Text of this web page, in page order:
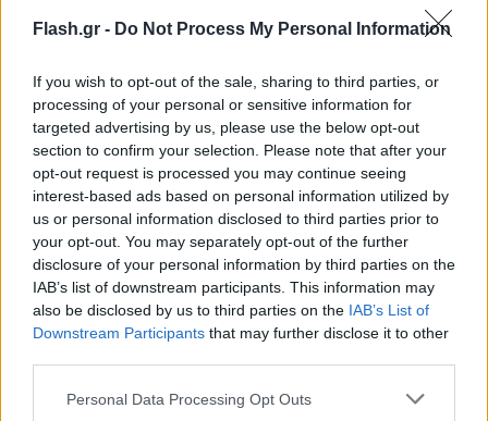
Flash.gr - Do Not Process My Personal Information
If you wish to opt-out of the sale, sharing to third parties, or
processing of your personal or sensitive information for
targeted advertising by us, please use the below opt-out
section to confirm your selection. Please note that after your
opt-out request is processed you may continue seeing
interest-based ads based on personal information utilized by
us or personal information disclosed to third parties prior to
your opt-out. You may separately opt-out of the further
disclosure of your personal information by third parties on the
IAB’s list of downstream participants. This information may
also be disclosed by us to third parties on the IAB’s List of
Downstream Participants that may further disclose it to other
Please note that this website/app uses one or more Google
Personal Data Processing Opt Outs
«Βράζει» η Ευρώπη: Πάνω από 3.700 θάνατοι
λόγω του κύματος καύσωνα
Γαλλία, Βέλγιο και Ολλανδία καταγράφουν σημαντική αύξηση
θανάτων μετά το ακραίο κύμα ζέστης του Ιουνίου.
03.07.2026 13:36
Συντακτική
Ομάδα